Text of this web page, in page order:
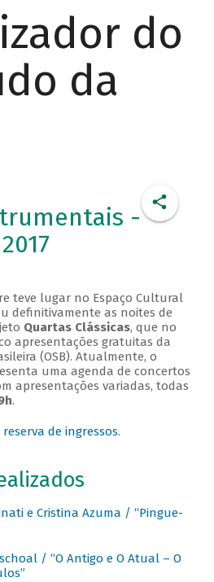
do
da
-
teve lugar no Espaço Cultural
definitivamente as noites de
Quartas Clássicas, que no
apresentações gratuitas da
(OSB). Atualmente, o
uma agenda de concertos
apresentações variadas, todas
.
reserva de ingressos.
e Cristina Azuma / “Pingue-
/ “O Antigo e O Atual – O